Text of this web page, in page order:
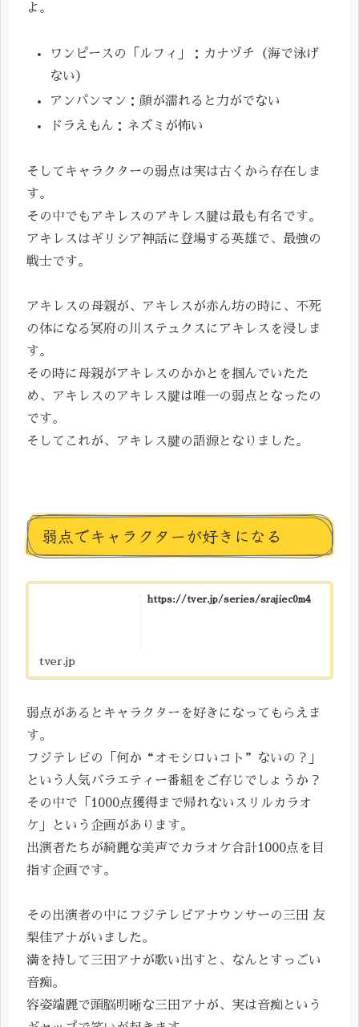
よ。
ワンピースの「ルフィ」：カナヅチ（海で泳げ
ない）
アンパンマン：顔が濡れると力がでない
ドラえもん：ネズミが怖い
そしてキャラクターの弱点は実は古くから存在しま
す。
その中でもアキレスのアキレス腱は最も有名です。
アキレスはギリシア神話に登場する英雄で、最強の
戦士です。
アキレスの母親が、アキレスが赤ん坊の時に、不死
の体になる冥府の川ステュクスにアキレスを浸しま
す。
その時に母親がアキレスのかかとを掴んでいたた
め、アキレスのアキレス腱は唯一の弱点となったの
です。
そしてこれが、アキレス腱の語源となりました。
弱点でキャラクターが好きになる
https://tver.jp/series/srajiec0m4
tver.jp
弱点があるとキャラクターを好きになってもらえま
す。
フジテレビの「何か“オモシロいコト”ないの？」
という人気バラエティー番組をご存じでしょうか？
その中で「1000点獲得まで帰れないスリルカラオ
ケ」という企画があります。
出演者たちが綺麗な美声でカラオケ合計1000点を目
指す企画です。
その出演者の中にフジテレビアナウンサーの三田 友
梨佳アナがいました。
満を持して三田アナが歌い出すと、なんとすっごい
音痴。
容姿端麗で頭脳明晰な三田アナが、実は音痴という